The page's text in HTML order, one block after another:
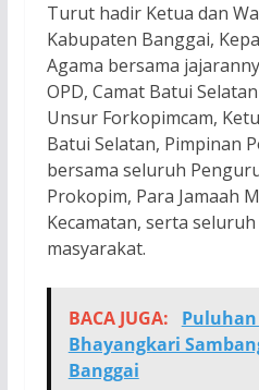
Turut hadir Ketua dan
Kabupaten Banggai,
Agama bersama
OPD, Camat Batui
Unsur Forkopimcam,
Batui Selatan, Pimpinan
bersama seluruh
Prokopim, Para Jamaah
Kecamatan, serta
masyarakat.
BACA JUGA:
Bhayangkari
Banggai